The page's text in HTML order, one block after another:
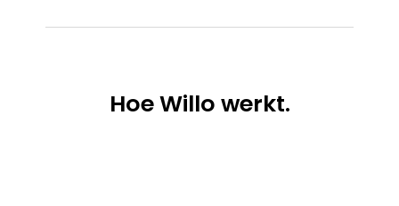
HoeWillo werkt.